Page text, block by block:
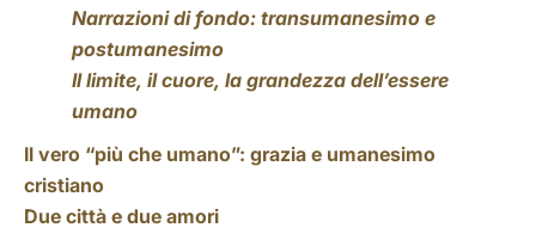
Narrazioni di fondo: transumanesimo e
postumanesimo
Il limite, il cuore, la grandezza dell’essere
umano
Il vero “più che umano”: grazia e umanesimo
cristiano
Due città e due amori